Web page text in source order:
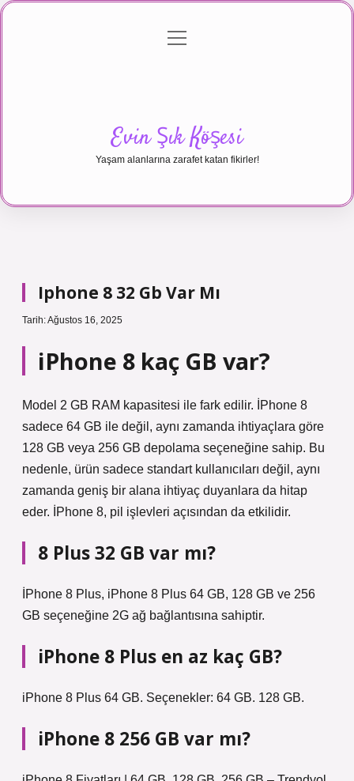
Gizlilik Politikası
menüyü
Evin Şık Köşesi
Yaşam alanlarına zarafet katan fikirler!
Iphone 8 32 Gb Var Mı
Tarih: Ağustos 16, 2025
iPhone 8 kaç GB var?
Model 2 GB RAM kapasitesi ile fark edilir. İPhone 8
sadece 64 GB ile değil, aynı zamanda ihtiyaçlara göre
128 GB veya 256 GB depolama seçeneğine sahip. Bu
nedenle, ürün sadece standart kullanıcıları değil, aynı
zamanda geniş bir alana ihtiyaç duyanlara da hitap
eder. İPhone 8, pil işlevleri açısından da etkilidir.
8 Plus 32 GB var mı?
İPhone 8 Plus, iPhone 8 Plus 64 GB, 128 GB ve 256
GB seçeneğine 2G ağ bağlantısına sahiptir.
iPhone 8 Plus en az kaç GB?
iPhone 8 Plus 64 GB. Seçenekler: 64 GB. 128 GB.
iPhone 8 256 GB var mı?